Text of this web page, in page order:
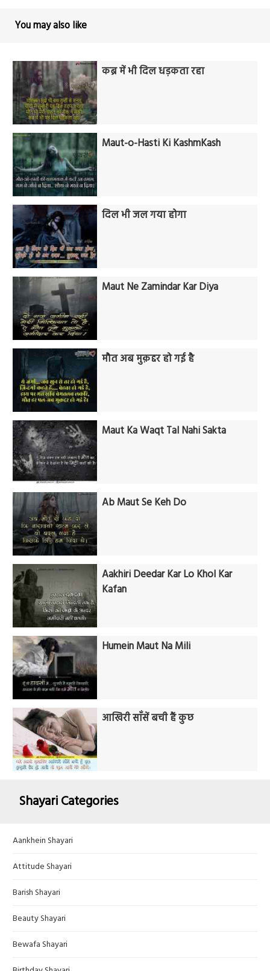
You may also like
कब्र में भी दिल धड़कता रहा
Maut-o-Hasti Ki KashmKash
दिल भी जल गया होगा
Maut Ne Zamindar Kar Diya
मौत अब मुक़द्दर हो गई है
Maut Ka Waqt Tal Nahi Sakta
Ab Maut Se Keh Do
Aakhiri Deedar Kar Lo Khol Kar
Kafan
Humein Maut Na Mili
आखिरी साँसें बची हैं कुछ
Shayari Categories
Aankhein Shayari
Attitude Shayari
Barish Shayari
Beauty Shayari
Bewafa Shayari